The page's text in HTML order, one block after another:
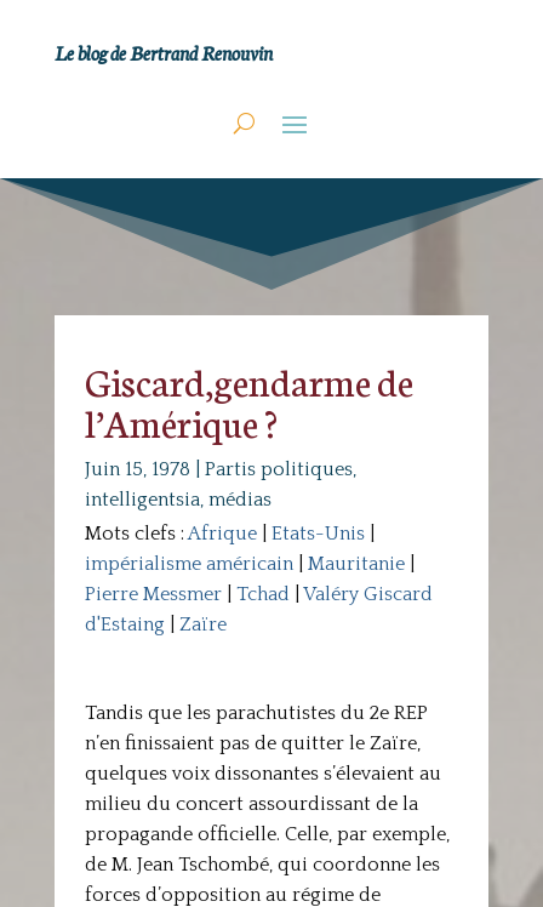
Le blog de Bertrand Renouvin
Giscard,gendarme de
l’Amérique ?
Juin 15, 1978
Partis politiques,
intelligentsia, médias
Mots clefs :Afrique| Etats-Unis|
impérialisme américain| Mauritanie|
Pierre Messmer| Tchad
Valéry Giscard
d'Estaing
Zaïre
Tandis que les parachutistes du 2e REP
n’en finissaient pas de quitter le Zaïre,
quelques voix dissonantes s’élevaient au
milieu du concert assourdissant de la
propagande officielle. Celle, par exemple,
de M. Jean Tschombé, qui coordonne les
forces d’opposition au régime de